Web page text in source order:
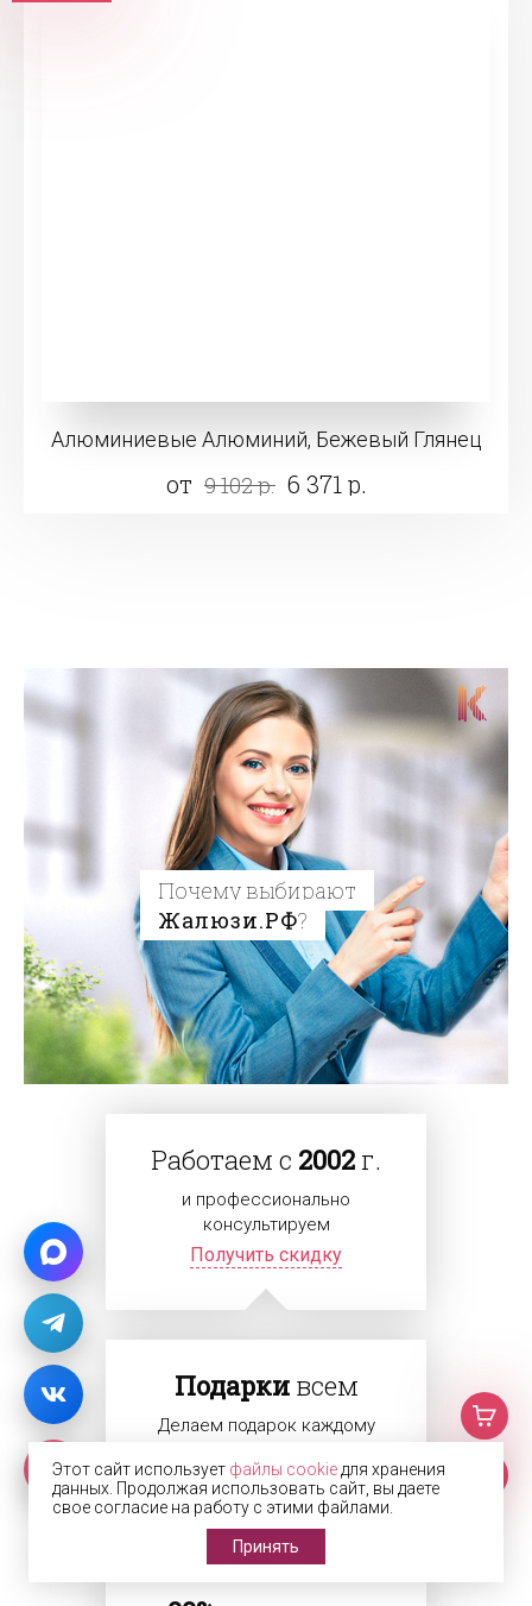
Алюминиевые Алюминий, Бежевый Глянец
от 9 102 р. 6 371 р.
Почему выбирают
Жалюзи.РФ?
Работаем с 2002 г.
и профессионально
консультируем
Получить скидку
Подаркивсем
Делаем подарок каждому
Получить подарок
Этот сайт использует файлы cookie для хранения
данных. Продолжая использовать сайт, вы даете
свое согласие на работу с этими файлами.
Принять